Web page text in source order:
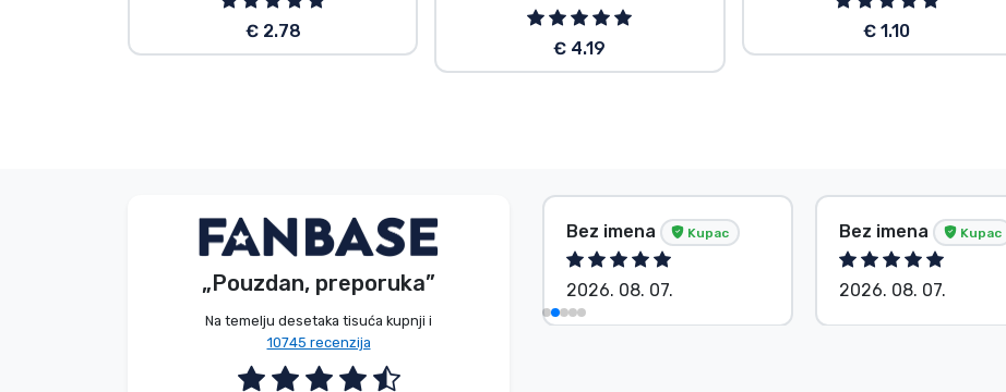
€ 2.78
€ 4.19
€ 1.10
„Pouzdan, preporuka”
Na temelju desetaka tisuća kupnji i
10745 recenzija
Bez imena Kupac
2026. 08. 08.
Bez imena Kupac
2026. 08. 07.
Bez imena Kupac
2026. 08. 07.